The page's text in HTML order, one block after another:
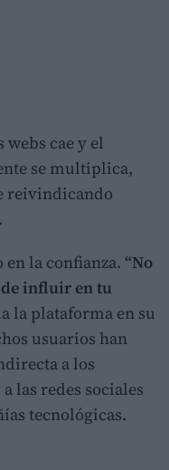
cae y el
se multiplica,
reivindicando
.
la confianza. “No
influir en tu
la plataforma en su
usuarios han
a los
las redes sociales
tecnológicas.